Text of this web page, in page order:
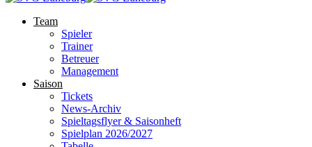
Team
Spieler
Trainer
Betreuer
Management
Saison
Tickets
News-Archiv
Spieltagsflyer & Saisonheft
Spielplan 2026/2027